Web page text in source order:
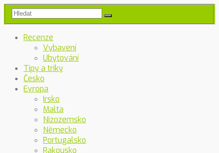
Recenze
Vybavení
Ubytování
Tipy a triky
Česko
Evropa
Irsko
Malta
Nizozemsko
Německo
Portugalsko
Rakousko